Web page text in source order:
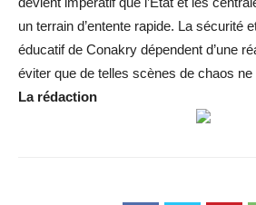
un terrain d’entente rapide. La sécurité
éducatif de Conakry dépendent d’une
éviter que de telles scènes de chaos
La rédaction